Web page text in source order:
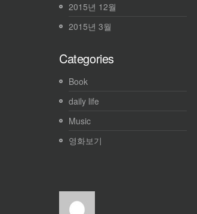
2015년 12월
2015년 3월
Categories
Book
daily life
Music
영화보기